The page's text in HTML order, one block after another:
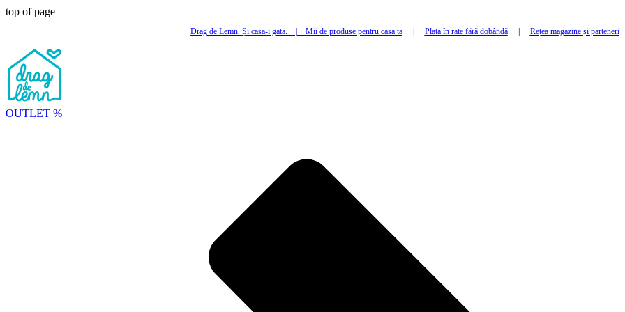
top of page
Drag de Lemn. Și casa-i gata. Mii de produse pentru casa ta| Plata în rate fără dobândă| Rețea magazine și parteneri
OUTLET %